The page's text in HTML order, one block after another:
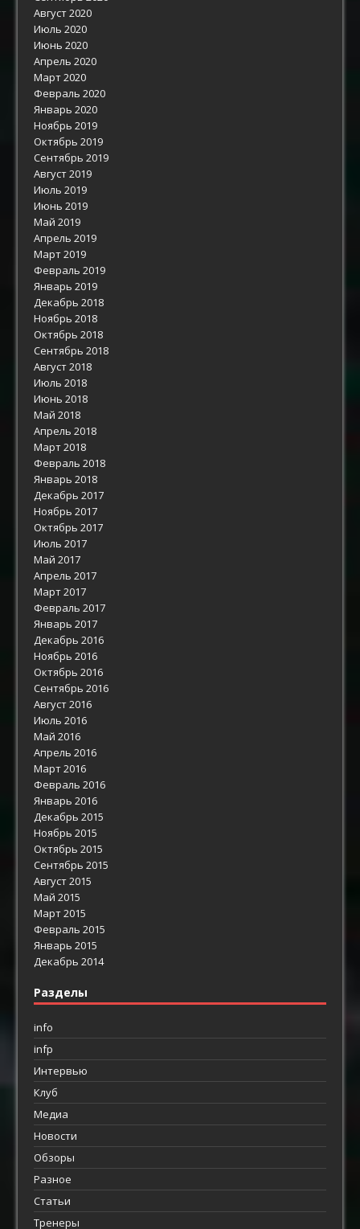
Август 2020
Июль 2020
Июнь 2020
Апрель 2020
Март 2020
Февраль 2020
Январь 2020
Ноябрь 2019
Октябрь 2019
Сентябрь 2019
Август 2019
Июль 2019
Июнь 2019
Май 2019
Апрель 2019
Март 2019
Февраль 2019
Январь 2019
Декабрь 2018
Ноябрь 2018
Октябрь 2018
Сентябрь 2018
Август 2018
Июль 2018
Июнь 2018
Май 2018
Апрель 2018
Март 2018
Февраль 2018
Январь 2018
Декабрь 2017
Ноябрь 2017
Октябрь 2017
Июль 2017
Май 2017
Апрель 2017
Март 2017
Февраль 2017
Январь 2017
Декабрь 2016
Ноябрь 2016
Октябрь 2016
Сентябрь 2016
Август 2016
Июль 2016
Май 2016
Апрель 2016
Март 2016
Февраль 2016
Январь 2016
Декабрь 2015
Ноябрь 2015
Октябрь 2015
Сентябрь 2015
Август 2015
Май 2015
Март 2015
Февраль 2015
Январь 2015
Декабрь 2014
Разделы
info
infp
Интервью
Клуб
Медиа
Новости
Обзоры
Разное
Статьи
Тренеры